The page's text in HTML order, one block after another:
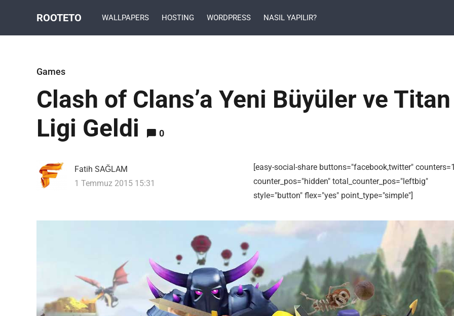
ROOTETO WALLPAPERS HOSTING WORDPRESS NASIL YAPILIR?
Games
Clash of Clans’a Yeni Büyüler ve Titan
Ligi Geldi
0
Fatih SAĞLAM
1 Temmuz 2015 15:31
[easy-social-share buttons="facebook,twitter"
counter_pos="hidden" total_counter_pos="leftbig"
style="button" flex="yes" point_type="simple"]